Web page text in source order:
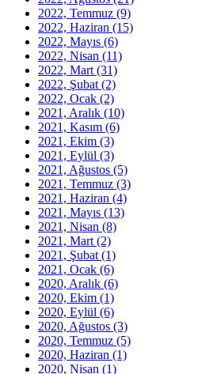
2022, Temmuz (9)
2022, Haziran (15)
2022, Mayıs (6)
2022, Nisan (11)
2022, Mart (31)
2022, Şubat (2)
2022, Ocak (2)
2021, Aralık (10)
2021, Kasım (6)
2021, Ekim (3)
2021, Eylül (3)
2021, Ağustos (5)
2021, Temmuz (3)
2021, Haziran (4)
2021, Mayıs (13)
2021, Nisan (8)
2021, Mart (2)
2021, Şubat (1)
2021, Ocak (6)
2020, Aralık (6)
2020, Ekim (1)
2020, Eylül (6)
2020, Ağustos (3)
2020, Temmuz (5)
2020, Haziran (1)
2020, Nisan (1)